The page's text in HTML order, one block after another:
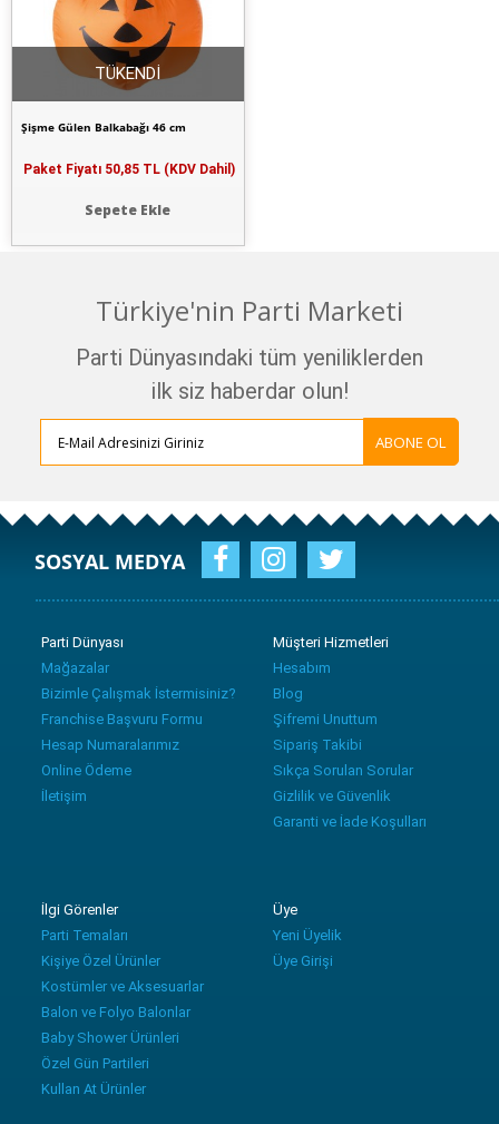
Şişme Gülen Balkabağı 46 cm
Paket Fiyatı 50,85 TL (KDV Dahil)
Sepete Ekle
TÜKENDİ
Türkiye'nin Parti Marketi
Parti Dünyasındaki tüm yeniliklerden
ilk siz haberdar olun!
ABONE OL
SOSYAL MEDYA
Parti Dünyası
Mağazalar
Bizimle Çalışmak İstermisiniz?
Franchise Başvuru Formu
Hesap Numaralarımız
Online Ödeme
İletişim
Müşteri Hizmetleri
Hesabım
Blog
Şifremi Unuttum
Sipariş Takibi
Sıkça Sorulan Sorular
Gizlilik ve Güvenlik
Garanti ve İade Koşulları
İlgi Görenler
Parti Temaları
Kişiye Özel Ürünler
Kostümler ve Aksesuarlar
Balon ve Folyo Balonlar
Baby Shower Ürünleri
Özel Gün Partileri
Kullan At Ürünler
Üye
Yeni Üyelik
Üye Girişi